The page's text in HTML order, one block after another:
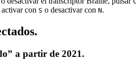
con S o desactivar con N.
a partir de 2021.